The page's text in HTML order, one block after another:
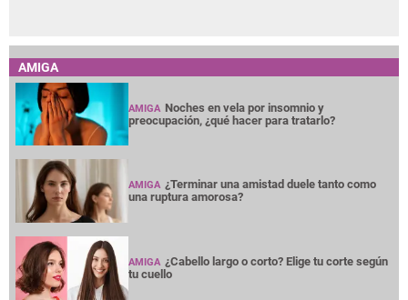
AMIGA
AMIGA Noches en vela por insomnio y
preocupación, ¿qué hacer para tratarlo?
AMIGA ¿Terminar una amistad duele tanto como
una ruptura amorosa?
AMIGA ¿Cabello largo o corto? Elige tu corte según
tu cuello